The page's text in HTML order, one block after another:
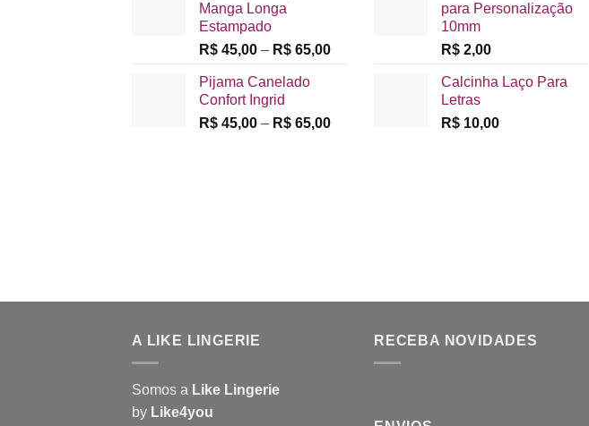
Manga Longa
Estampado
R$ 45,00 – R$ 65,00Faixa
através
Pijama Canelado
Confort Ingrid
R$ 45,00 – R$ 65,00Faixa
para Personalização
10mm
R$ 2,00
Calcinha Laço Para
Letras
R$ 10,00
A LIKE LINGERIE
Somos a Like Lingerie
by Like4you
RECEBA NOVIDADES